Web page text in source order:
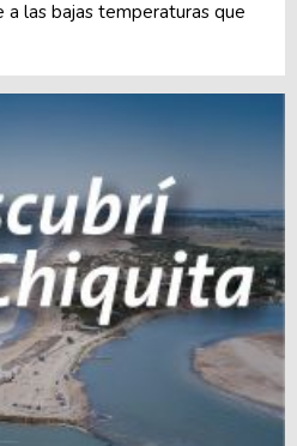
las bajas temperaturas que